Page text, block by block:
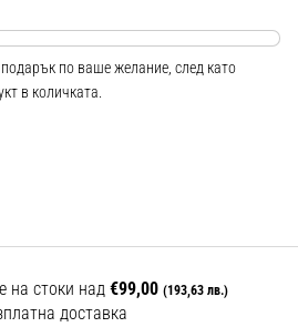
по ваше желание, след като
в количката.
на стоки над €99,00 (193,63 лв.)
доставка